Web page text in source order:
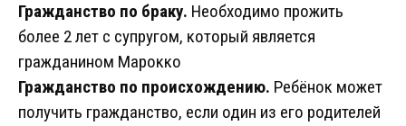
Гражданство по браку. Необходимо прожить
более 2 лет с супругом, который является
гражданином Марокко
Гражданство по происхождению. Ребёнок может
получить гражданство, если один из его родителей